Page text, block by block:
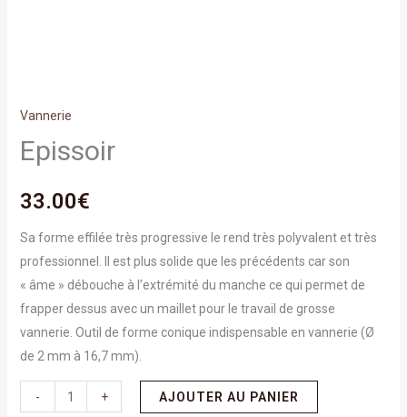
Vannerie
Epissoir
33.00€
Sa forme effilée très progressive le rend très polyvalent et très
professionnel. Il est plus solide que les précédents car son
« âme » débouche à l’extrémité du manche ce qui permet de
frapper dessus avec un maillet pour le travail de grosse
vannerie. Outil de forme conique indispensable en vannerie (Ø
de 2 mm à 16,7 mm).
- + AJOUTER AU PANIER